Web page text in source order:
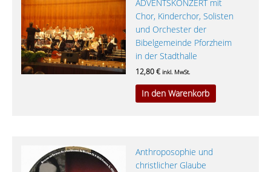
ADVENTSKONZERT mit
Chor, Kinderchor, Solisten
und Orchester der
Bibelgemeinde Pforzheim
in der Stadthalle
12,80€ inkl. MwSt.
In den Warenkorb
Anthroposophie und
christlicher Glaube